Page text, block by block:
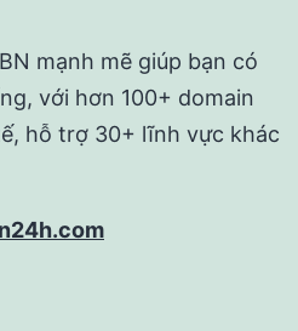
mạnh mẽ giúp bạn có
với hơn 100+ domain
hỗ trợ 30+ lĩnh vực khác